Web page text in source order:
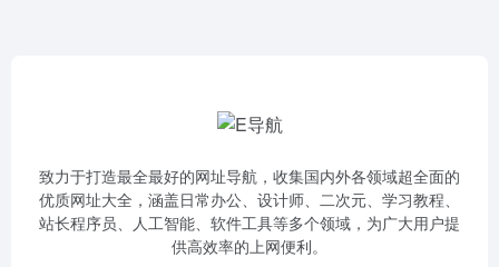
致力于打造最全最好的网址导航，收集国内外各领域超全面的
优质网址大全，涵盖日常办公、设计师、二次元、学习教程、
站长程序员、人工智能、软件工具等多个领域，为广大用户提
供高效率的上网便利。